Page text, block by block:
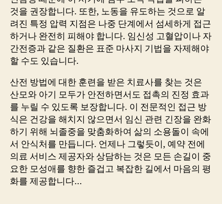
것을 권장합니다. 또한, 노동을 유도하는 것으로 알
려진 특정 압력 지점은 나중 단계에서 섬세하게 접근
하거나 완전히 피해야 합니다. 임신성 고혈압이나 자
간전증과 같은 질환은 표준 마사지 기법을 자제해야
할 수도 있습니다.
산전 방법에 대한 훈련을 받은 치료사를 찾는 것은
산모와 아기 모두가 안전하면서도 접촉의 진정 효과
를 누릴 수 있도록 보장합니다. 이 전문적인 접근 방
식은 건강을 해치지 않으면서 임신 관련 긴장을 완화
하기 위해 뇌졸중을 맞춤화하여 삶의 소용돌이 속에
서 안식처를 만듭니다. 언제나 그렇듯이, 예약 전에
의료 서비스 제공자와 상담하는 것은 모든 손길이 중
요한 모성애를 향한 즐겁고 복잡한 길에서 마음의 평
화를 제공합니다…